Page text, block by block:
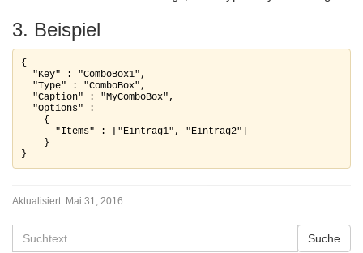
3. Beispiel
{
  "Key" : "ComboBox1",
  "Type" : "ComboBox",
  "Caption" : "MyComboBox",
  "Options" :
    {
      "Items" : ["Eintrag1", "Eintrag2"]
    }
Aktualisiert: Mai 31, 2016